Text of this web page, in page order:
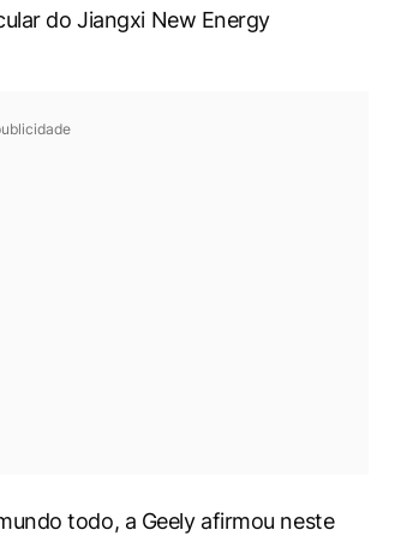
do Jiangxi New Energy
todo, a Geely afirmou neste